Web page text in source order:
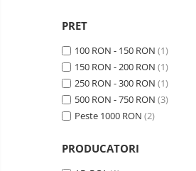
BRANDURI
laptopuri
Tablete PC
Tablete pc cu proiector video
Tablete rezistente
PRET
100 RON - 150 RON (1)
150 RON - 200 RON (1)
250 RON - 300 RON (1)
500 RON - 750 RON (3)
Peste 1000 RON (2)
PRODUCATORI